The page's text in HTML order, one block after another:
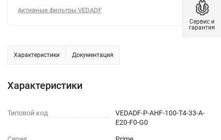
Активные фильтры VEDADF
Характеристики Документация
Характеристики
Типовой код
VEDADF-P-AHF-100-T4-33-A-
E20-F0-G0
Сервис и
гарантия